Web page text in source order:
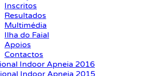
Inscritos
Resultados
Multimédia
Ilha do Faial
Apoios
Contactos
Indoor Apneia 2016
Indoor Apneia 2015